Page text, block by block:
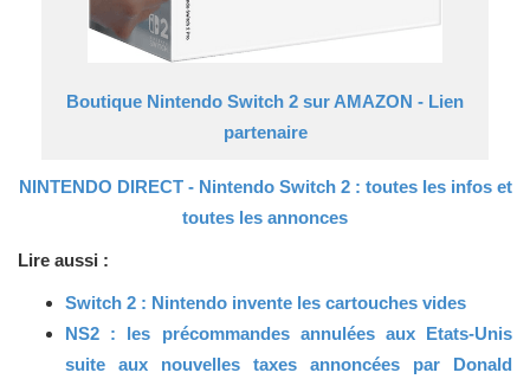
Boutique Nintendo Switch 2 sur AMAZON - Lien
partenaire
NINTENDO DIRECT - Nintendo Switch 2 : toutes les infos et
toutes les annonces
Lire aussi :
Switch 2 : Nintendo invente les cartouches vides
NS2 : les précommandes annulées aux Etats-Unis
suite aux nouvelles taxes annoncées par Donald